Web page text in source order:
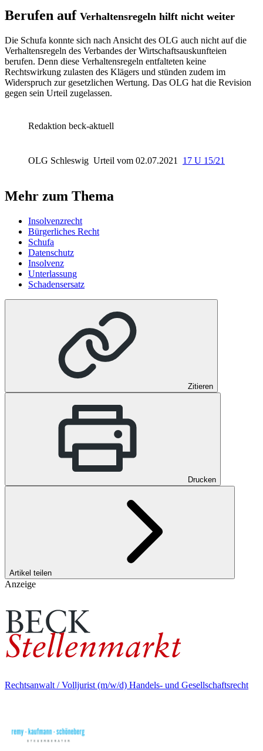
Berufen auf Verhaltensregeln hilft nicht weiter
Die Schufa konnte sich nach Ansicht des OLG auch nicht auf die
Verhaltensregeln des Verbandes der Wirtschaftsauskunfteien
berufen. Denn diese Verhaltensregeln entfalteten keine
Rechtswirkung zulasten des Klägers und stünden zudem im
Widerspruch zur gesetzlichen Wertung. Das OLG hat die Revision
gegen sein Urteil zugelassen.
Redaktion beck-aktuell
OLG Schleswig Urteil vom 02.07.2021 17 U 15/21
Mehr zum Thema
Insolvenzrecht
Bürgerliches Recht
Schufa
Datenschutz
Insolvenz
Unterlassung
Schadensersatz
Zitieren
Drucken
Artikel teilen
Anzeige
Rechtsanwalt / Volljurist (m/w/d) Handels- und Gesellschaftsrecht